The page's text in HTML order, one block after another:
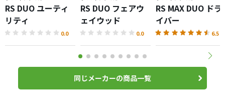
RS DUO ユーティ
リティ
0.0
RS DUO フェアウ
ェイウッド
0.0
RS MAX DUO ドラ
イバー
6.5
同じメーカーの商品一覧